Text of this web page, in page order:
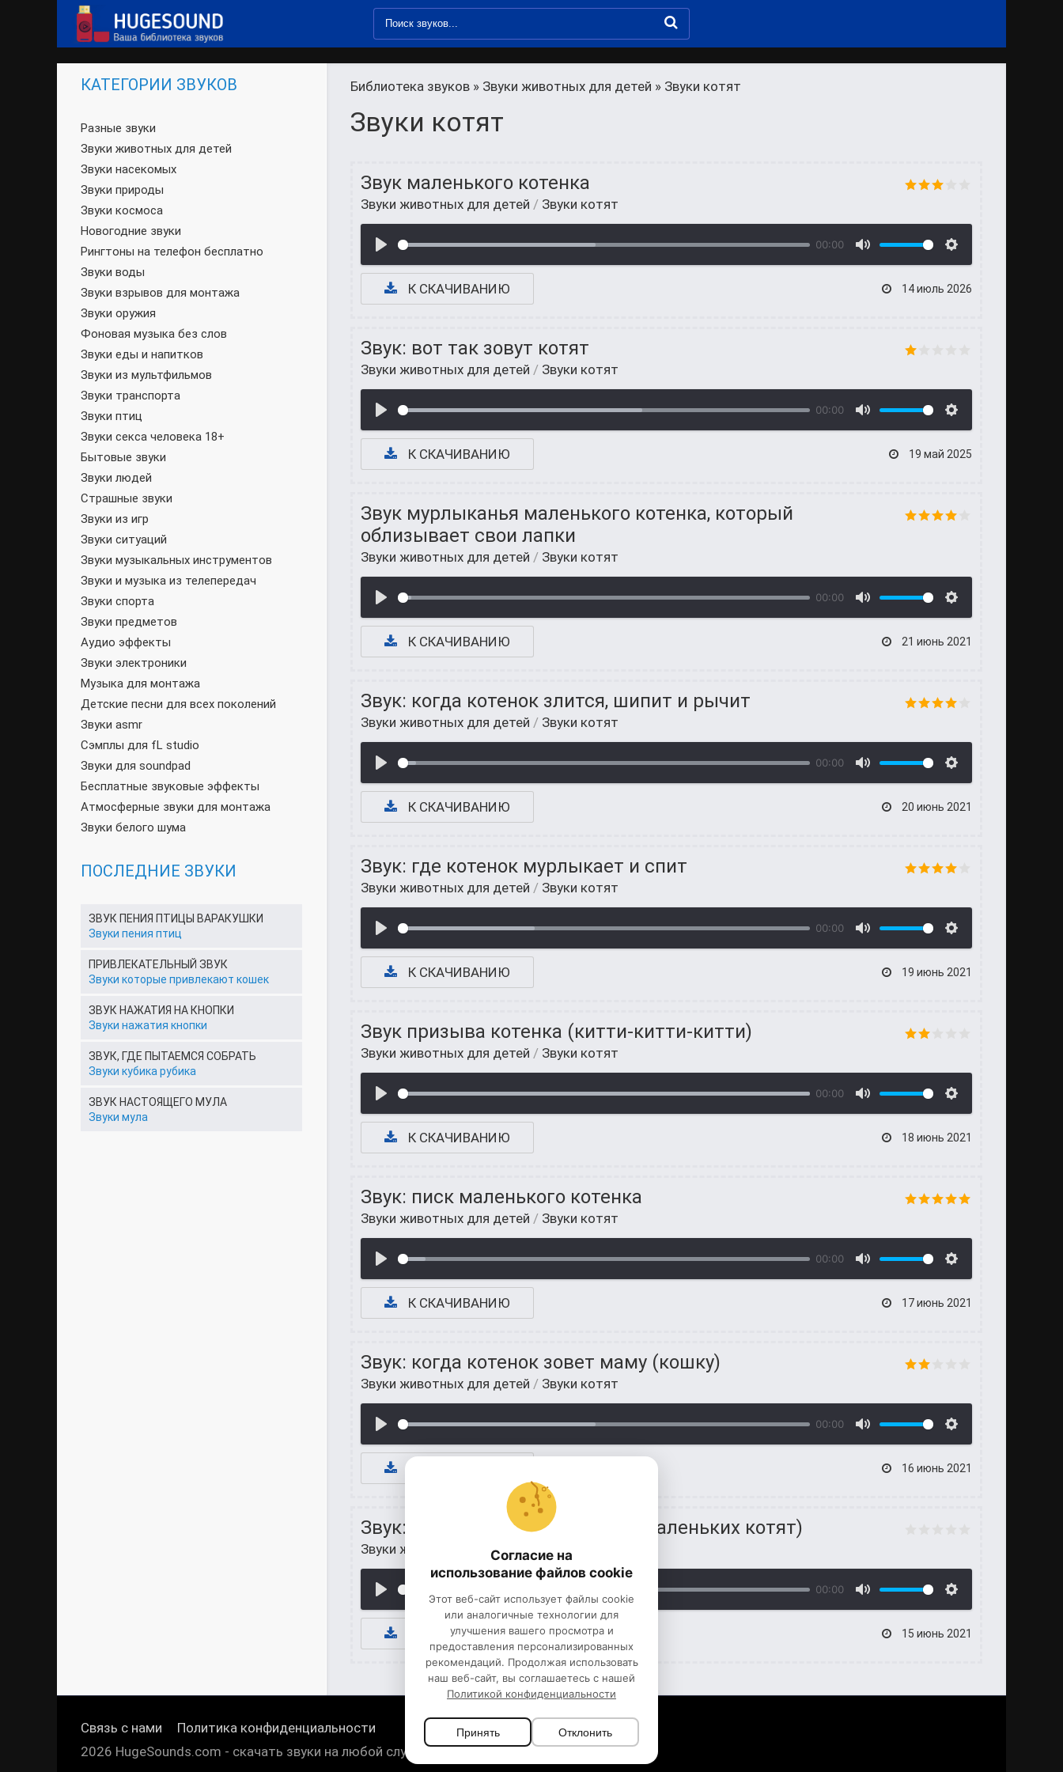
Библиотека звуков » Звуки животных для детей » Звуки котят
Звуки котят
Звук маленького котенка
Звуки животных для детей / Звуки котят
00:00
К СКАЧИВАНИЮ 14 июль 2026
Звук: вот так зовут котят
Звуки животных для детей / Звуки котят
00:00
К СКАЧИВАНИЮ 19 май 2025
Звук мурлыканья маленького котенка, который
облизывает свои лапки
Звуки животных для детей / Звуки котят
00:00
К СКАЧИВАНИЮ 21 июнь 2021
Звук: когда котенок злится, шипит и рычит
Звуки животных для детей / Звуки котят
00:00
К СКАЧИВАНИЮ 20 июнь 2021
Звук: где котенок мурлыкает и спит
Звуки животных для детей / Звуки котят
00:00
К СКАЧИВАНИЮ 19 июнь 2021
Звук призыва котенка (китти-китти-китти)
Звуки животных для детей / Звуки котят
00:00
К СКАЧИВАНИЮ 18 июнь 2021
Звук: писк маленького котенка
Звуки животных для детей / Звуки котят
00:00
К СКАЧИВАНИЮ 17 июнь 2021
Звук: когда котенок зовет маму (кошку)
Звуки животных для детей / Звуки котят
00:00
К СКАЧИВАНИЮ 16 июнь 2021
Звук: кис-кис-кис (Подзывают маленьких котят)
Звуки животных для детей /Звуки котят
00:00
К СКАЧИВАНИЮ 15 июнь 2021
КАТЕГОРИИ ЗВУКОВ
Разные звуки
Звуки животных для детей
Звуки насекомых
Звуки природы
Звуки космоса
Новогодние звуки
Рингтоны на телефон бесплатно
Звуки воды
Звуки взрывов для монтажа
Звуки оружия
Фоновая музыка без слов
Звуки еды и напитков
Звуки из мультфильмов
Звуки транспорта
Звуки птиц
Звуки секса человека 18+
Бытовые звуки
Звуки людей
Страшные звуки
Звуки из игр
Звуки ситуаций
Звуки музыкальных инструментов
Звуки и музыка из телепередач
Звуки спорта
Звуки предметов
Аудио эффекты
Звуки электроники
Музыка для монтажа
Детские песни для всех поколений
Звуки asmr
Сэмплы для fL studio
Звуки для soundpad
Бесплатные звуковые эффекты
Атмосферные звуки для монтажа
Звуки белого шума
ПОСЛЕДНИЕ ЗВУКИ
ЗВУК ПЕНИЯ ПТИЦЫ ВАРАКУШКИ
Звуки пения птиц
ПРИВЛЕКАТЕЛЬНЫЙ ЗВУК
Звуки которые привлекают кошек
ЗВУК НАЖАТИЯ НА КНОПКИ
Звуки нажатия кнопки
ЗВУК, ГДЕ ПЫТАЕМСЯ СОБРАТЬ
Звуки кубика рубика
ЗВУК НАСТОЯЩЕГО МУЛА
Звуки мула
Связь с нами
Политика конфиденциальности
2026 HugeSounds.com - скачать звуки на любой случай
Согласие на
использование файлов cookie
Этот веб-сайт использует файлы cookie
или аналогичные технологии для
улучшения вашего просмотра и
предоставления персонализированных
рекомендаций. Продолжая использовать
наш веб-сайт, вы соглашаетесь с нашей
Политикой конфиденциальности
Принять Отклонить